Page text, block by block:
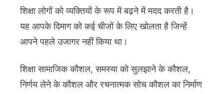
शिक्षा लोगों को व्यक्तियों के रूप में बढ़ने में मदद करती है।
यह आपके दिमाग को कई चीजों के लिए खोलता है जिन्हें
आपने पहले उजागर नहीं किया था।
शिक्षा सामाजिक कौशल, समस्या को सुलझाने के कौशल,
निर्णय लेने के कौशल और रचनात्मक सोच कौशल का निर्माण